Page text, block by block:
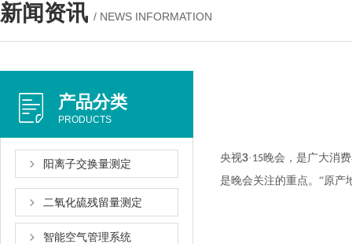
新闻资讯 / NEWS INFORMATION
产品分类
PRODUCTS
阳离子交换量测定
二氧化硫残留量测定
智能空气管理系统
央视3· 15晚会，是广大消
是晚会关注的重点。“原产